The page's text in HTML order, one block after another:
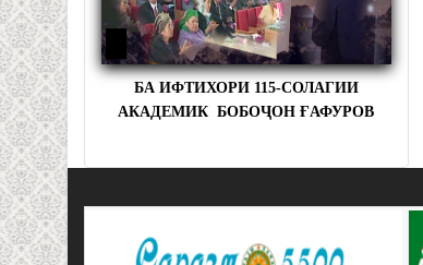
БА ИФТИХОРИ 115-СОЛАГИИ
АКАДЕМИК БОБОҶОН ҒАФУРОВ